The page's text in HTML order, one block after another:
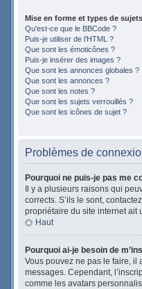
Mise en forme et types de sujets
Qu’est-ce que le BBCode ?
Puis-je utiliser de l’HTML ?
Que sont les émoticônes ?
Puis-je insérer des images ?
Que sont les annonces globales ?
Que sont les annonces ?
Que sont les notes ?
Que sont les sujets verrouillés ?
Que sont les icônes de sujet ?
Problèmes de
Pourquoi ne puis-je pas me
Il y a plusieurs raisons qui
corrects. S’ils le sont,
propriétaire du site internet ait
Haut
Pourquoi ai-je besoin de
Vous pouvez ne pas le faire, il
messages. Cependant,
comme les avatars